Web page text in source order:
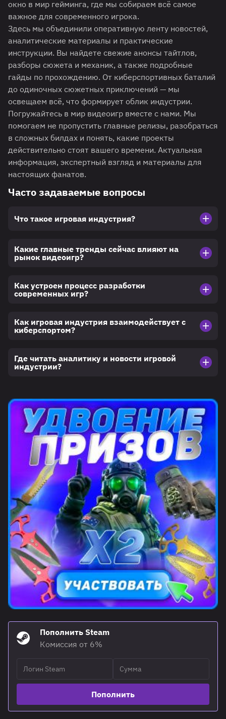
окно в мир гейминга, где мы собираем всё самое
важное для современного игрока.
Здесь мы объединили оперативную ленту новостей,
аналитические материалы и практические
инструкции. Вы найдете свежие анонсы тайтлов,
разборы сюжета и механик, а также подробные
гайды по прохождению. От киберспортивных баталий
до одиночных сюжетных приключений — мы
освещаем всё, что формирует облик индустрии.
Погружайтесь в мир видеоигр вместе с нами. Мы
помогаем не пропустить главные релизы, разобраться
в сложных билдах и понять, какие проекты
действительно стоят вашего времени. Актуальная
информация, экспертный взгляд и материалы для
настоящих фанатов.
Часто задаваемые вопросы
Что такое игровая индустрия?
Какие главные тренды сейчас влияют на
рынок видеоигр?
Как устроен процесс разработки
современных игр?
Как игровая индустрия взаимодействует с
киберспортом?
Где читать аналитику и новости игровой
индустрии?
Пополнить Steam
Комиссия от 6%
Пополнить